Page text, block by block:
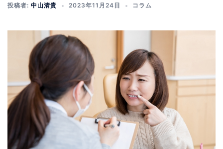
投稿者: 中山清貴 2023年11月24日 コラム